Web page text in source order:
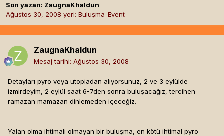
Son yazan: ZaugnaKhaldun
Ağustos 30, 2008 yeri: Buluşma-Event
ZaugnaKhaldun
Mesaj tarihi: Ağustos 30, 2008
Detayları pyro veya utopiadan alıyorsunuz, 2 ve 3 eylülde
izmirdeyim, 2 eylül saat 6-7den sonra buluşacağız, tercihen
ramazan mamazan dinlemeden içeceğiz.
Yalan olma ihtimali olmayan bir buluşma, en kötü ihtimal pyro